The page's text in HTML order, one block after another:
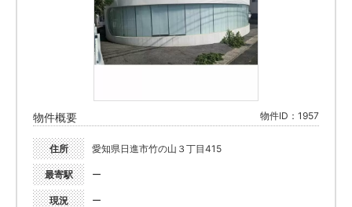
物件概要 物件ID：1957
住所 愛知県日進市竹の山３丁目415
最寄駅 ー
現況 ー